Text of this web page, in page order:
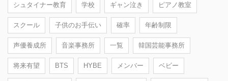
シュタイナー教育 学校 ギャン泣き ピアノ教室
スクール 子供のお手伝い 確率 年齢制限
声優養成所 音楽事務所 一覧 韓国芸能事務所
将来有望 BTS HYBE メンバー ベビー